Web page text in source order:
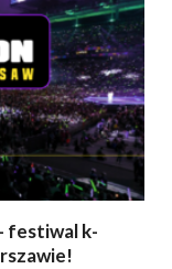
festiwal k-